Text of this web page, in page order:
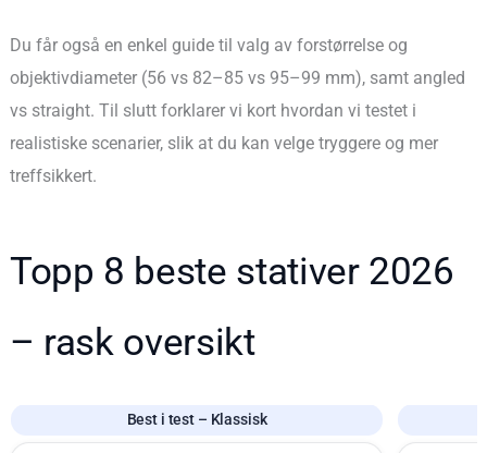
Du får også en enkel guide til valg av forstørrelse og
objektivdiameter (56 vs 82–85 vs 95–99 mm), samt angled
vs straight. Til slutt forklarer vi kort hvordan vi testet i
realistiske scenarier, slik at du kan velge tryggere og mer
treffsikkert.
Topp 8 beste stativer 2026
– rask oversikt
Best i test – Klassisk